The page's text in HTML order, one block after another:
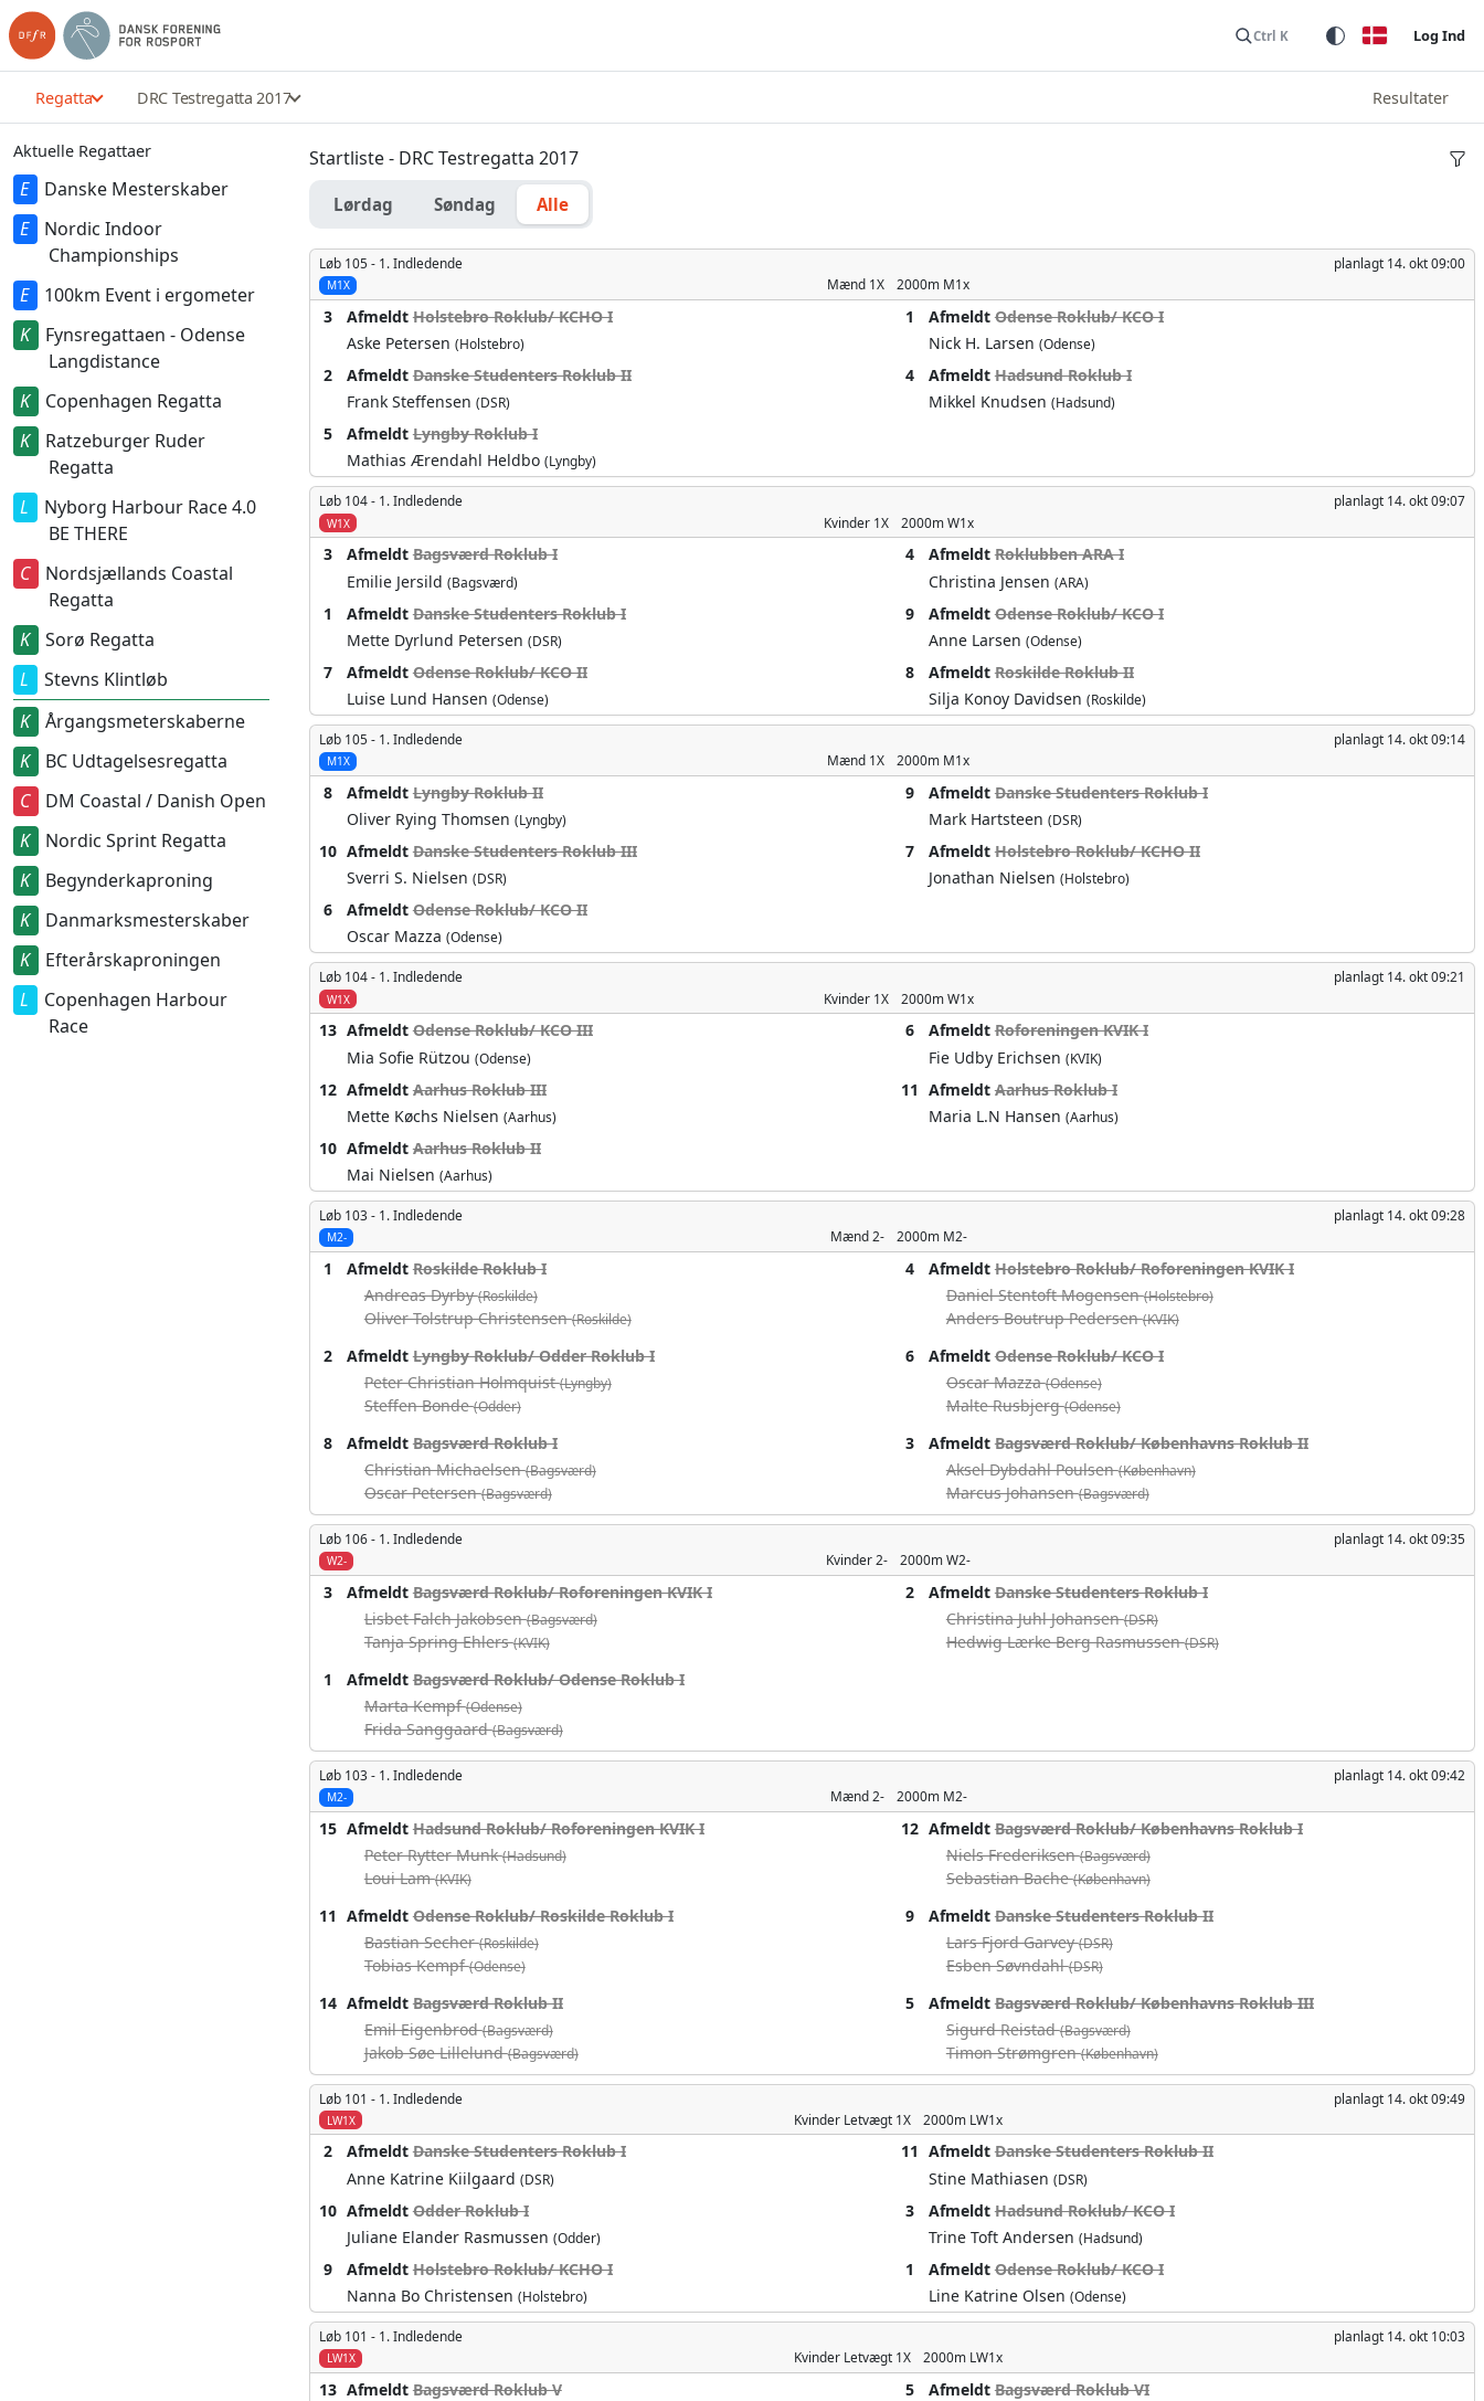
Ctrl K Log Ind
Regatta DRC Testregatta 2017 Resultater
Aktuelle Regattaer
Danske Mesterskaber
Nordic Indoor
Championships
100km Event i ergometer
Fynsregattaen - Odense
Langdistance
Copenhagen Regatta
Ratzeburger Ruder
Regatta
Nyborg Harbour Race 4.0
BE THERE
Nordsjællands Coastal
Regatta
Sorø Regatta
Stevns Klintløb
Årgangsmeterskaberne
BC Udtagelsesregatta
DM Coastal / Danish Open
Nordic Sprint Regatta
Begynderkaproning
Danmarksmesterskaber
Efterårskaproningen
Copenhagen Harbour
Race
Startliste - DRC Testregatta 2017
Lørdag Søndag Alle
Løb 105 - 1. Indledende planlagt 14. okt 09:00
M1X Mænd 1X 2000m M1x
3 AfmeldtHolstebro Roklub/ KCHO I
Aske Petersen (Holstebro)
1 AfmeldtOdense Roklub/ KCO I
Nick H. Larsen (Odense)
2 AfmeldtDanske Studenters Roklub II
Frank Steffensen (DSR)
4 AfmeldtHadsund Roklub I
Mikkel Knudsen (Hadsund)
5 AfmeldtLyngby Roklub I
Mathias Ærendahl Heldbo (Lyngby)
Løb 104 - 1. Indledende planlagt 14. okt 09:07
W1X Kvinder 1X 2000m W1x
3 AfmeldtBagsværd Roklub I
Emilie Jersild (Bagsværd)
4 AfmeldtRoklubben ARA I
Christina Jensen (ARA)
1 AfmeldtDanske Studenters Roklub I
Mette Dyrlund Petersen (DSR)
9 AfmeldtOdense Roklub/ KCO I
Anne Larsen (Odense)
7 AfmeldtOdense Roklub/ KCO II
Luise Lund Hansen (Odense)
8 AfmeldtRoskilde Roklub II
Silja Konoy Davidsen (Roskilde)
Løb 105 - 1. Indledende planlagt 14. okt 09:14
M1X Mænd 1X 2000m M1x
8 AfmeldtLyngby Roklub II
Oliver Rying Thomsen (Lyngby)
9 AfmeldtDanske Studenters Roklub I
Mark Hartsteen (DSR)
10 AfmeldtDanske Studenters Roklub III
Sverri S. Nielsen (DSR)
7 AfmeldtHolstebro Roklub/ KCHO II
Jonathan Nielsen (Holstebro)
6 AfmeldtOdense Roklub/ KCO II
Oscar Mazza (Odense)
Løb 104 - 1. Indledende planlagt 14. okt 09:21
W1X Kvinder 1X 2000m W1x
13 AfmeldtOdense Roklub/ KCO III
Mia Sofie Rützou (Odense)
6 AfmeldtRoforeningen KVIK I
Fie Udby Erichsen (KVIK)
12 AfmeldtAarhus Roklub III
Mette Køchs Nielsen (Aarhus)
11 AfmeldtAarhus Roklub I
Maria L.N Hansen (Aarhus)
10 AfmeldtAarhus Roklub II
Mai Nielsen (Aarhus)
Løb 103 - 1. Indledende planlagt 14. okt 09:28
M2- Mænd2- 2000m M2-
1 AfmeldtRoskilde Roklub I
Andreas Dyrby(Roskilde)
Oliver Tolstrup Christensen(Roskilde)
4 AfmeldtHolstebro Roklub/ Roforeningen KVIK I
Daniel Stentoft Mogensen(Holstebro)
Anders Boutrup Pedersen(KVIK)
2 AfmeldtLyngby Roklub/ Odder Roklub I
Peter Christian Holmquist(Lyngby)
Steffen Bonde(Odder)
6 AfmeldtOdense Roklub/ KCO I
Oscar Mazza(Odense)
Malte Rusbjerg(Odense)
8 AfmeldtBagsværd Roklub I
Christian Michaelsen(Bagsværd)
Oscar Petersen(Bagsværd)
3 AfmeldtBagsværd Roklub/ Københavns Roklub II
Aksel Dybdahl Poulsen(København)
Marcus Johansen(Bagsværd)
Løb 106 - 1. Indledende planlagt 14. okt 09:35
W2- Kvinder 2- 2000mW2-
3 AfmeldtBagsværd Roklub/ Roforeningen KVIK I
Lisbet Falch Jakobsen(Bagsværd)
Tanja Spring Ehlers(KVIK)
2 AfmeldtDanske Studenters Roklub I
Christina Juhl Johansen(DSR)
Hedwig Lærke Berg Rasmussen(DSR)
1 AfmeldtBagsværd Roklub/ Odense Roklub I
Marta Kempf(Odense)
Frida Sanggaard(Bagsværd)
Løb 103 - 1. Indledende planlagt 14. okt 09:42
M2- Mænd 2- 2000m M2-
15 AfmeldtHadsund Roklub/ Roforeningen KVIK I
Peter Rytter Munk(Hadsund)
Loui Lam(KVIK)
12 AfmeldtBagsværd Roklub/ Københavns Roklub I
Niels Frederiksen(Bagsværd)
Sebastian Bache(København)
11 AfmeldtOdense Roklub/ Roskilde Roklub I
Bastian Secher(Roskilde)
Tobias Kempf(Odense)
9 AfmeldtDanske Studenters Roklub II
Lars Fjord Garvey(DSR)
Esben Søvndahl(DSR)
14 AfmeldtBagsværd Roklub II
Emil Eigenbrod(Bagsværd)
Jakob Søe Lillelund(Bagsværd)
5 AfmeldtBagsværd Roklub/ Københavns Roklub III
Sigurd Reistad(Bagsværd)
Timon Strømgren(København)
Løb 101 - 1. Indledende planlagt 14. okt 09:49
LW1X Kvinder Letvægt 1X 2000m LW1x
2 AfmeldtDanske Studenters Roklub I
Anne Katrine Kiilgaard (DSR)
11 AfmeldtDanske Studenters Roklub II
Stine Mathiasen (DSR)
10 AfmeldtOdder Roklub I
Juliane Elander Rasmussen (Odder)
3 AfmeldtHadsund Roklub/ KCO I
Trine Toft Andersen (Hadsund)
9 AfmeldtHolstebro Roklub/ KCHO I
Nanna Bo Christensen (Holstebro)
1 AfmeldtOdense Roklub/ KCO I
Line Katrine Olsen (Odense)
Løb 101 - 1. Indledende planlagt 14. okt 10:03
LW1X Kvinder Letvægt 1X 2000m LW1x
13 AfmeldtBagsværd Roklub V
5 AfmeldtBagsværd Roklub VI